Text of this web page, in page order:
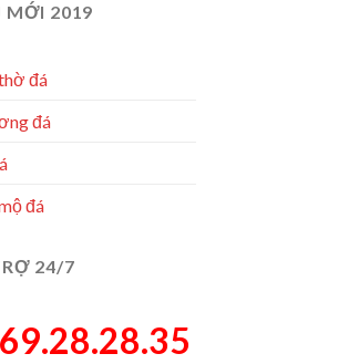
MỚI 2019
đá
đá
đá
24/7